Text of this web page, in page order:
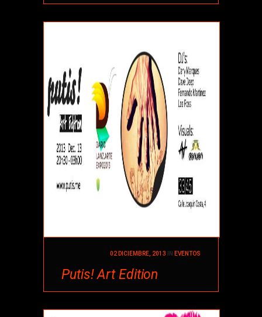
02 DICIEMBRE, 2013 IN EVENTOS
Putis! Art Edition